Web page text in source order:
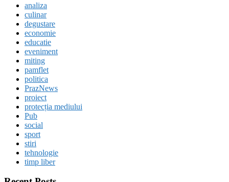
analiza
culinar
degustare
economie
educatie
eveniment
miting
pamflet
politica
PrazNews
proiect
protecția mediului
Pub
social
sport
stiri
tehnologie
timp liber